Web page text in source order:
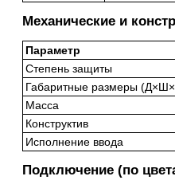
Механические и
Параметр
Степень защиты
Габаритные размеры
Масса
Конструктив
Исполнение ввода
Подключение (по